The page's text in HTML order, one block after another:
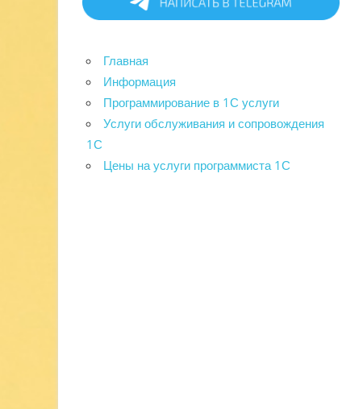
Главная
Информация
Программирование в 1С услуги
Услуги обслуживания и сопровождения
1С
Цены на услуги программиста 1С